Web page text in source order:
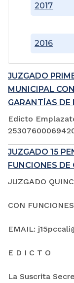
2016
2017
JUZGADO
MUNICIPAL
GARANTÍAS
Edicto
JUZGADO 15
FUNCIONES
JUZGADO
CON
EMAIL:
E D I C T O
La Suscrita